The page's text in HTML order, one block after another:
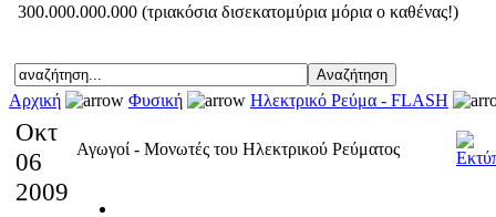
300.000.000.000 (τριακόσια δισεκατομύρια μόρια ο καθένας!)
Αρχική Φυσική Ηλεκτρικό Ρεύμα - FLASH
Οκτ
06
2009
Αγωγοί - Μονωτές του Ηλεκτρικού Ρεύματος